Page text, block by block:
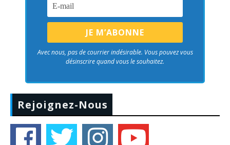
Avec nous, pas de courrier indésirable. Vous pouvez vous
désinscrire quand vous le souhaitez.
Rejoignez-Nous